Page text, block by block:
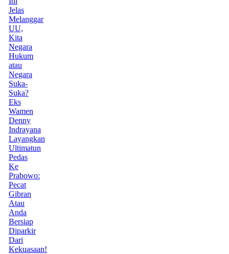
Jelas
Melanggar
UU,
Kita
Negara
Hukum
atau
Negara
Suka-
Suka?
Eks
Wamen
Denny
Indrayana
Layangkan
Ultimatun
Pedas
Ke
Prabowo:
Pecat
Gibran
Atau
Anda
Bersiap
Diparkir
Dari
Kekuasaan!